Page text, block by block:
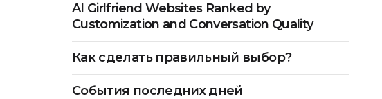
AI Girlfriend Websites Ranked by
Customization and Conversation Quality
Как сделать правильный выбор?
События последних дней